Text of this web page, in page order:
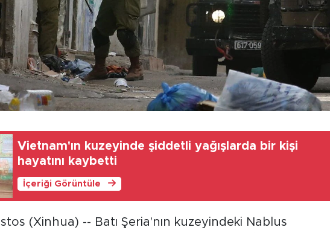
Vietnam'ın kuzeyinde şiddetli yağışlarda bir kişi
hayatını kaybetti
İçeriği Görüntüle
(Xinhua) -- Batı Şeria'nın kuzeyindeki Nablus